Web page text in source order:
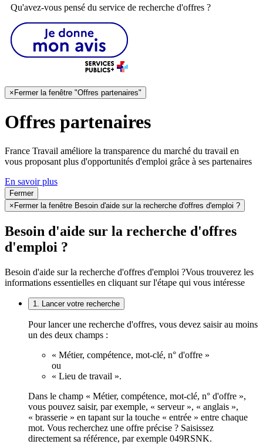
Qu'avez-vous pensé du service de recherche d'offres ?
× Fermer la fenêtre "Offres partenaires"
Offres partenaires
France Travail améliore la transparence du marché du travail en
vous proposant plus d'opportunités d'emploi grâce à ses partenaires
En savoir plus
Fermer
× Fermer la fenêtre Besoin d'aide sur la recherche d'offres d'emploi ?
Besoin d'aide sur la recherche d'offres
d'emploi ?
Besoin d'aide sur la recherche d'offres d'emploi ?Vous trouverez les
informations essentielles en cliquant sur l'étape qui vous intéresse
1. Lancer votre recherche
Pour lancer une recherche d'offres, vous devez saisir au moins
un des deux champs :
« Métier, compétence, mot-clé, n° d'offre »
ou
« Lieu de travail ».
Dans le champ « Métier, compétence, mot-clé, n° d'offre »,
vous pouvez saisir, par exemple, « serveur », « anglais »,
« brasserie » en tapant sur la touche « entrée » entre chaque
mot. Vous recherchez une offre précise ? Saisissez
directement sa référence, par exemple 049RSNK.